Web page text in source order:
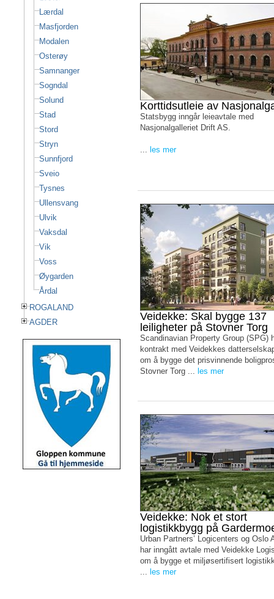
Lærdal
Masfjorden
Modalen
Osterøy
Samnanger
Sogndal
Solund
Stad
Stord
Stryn
Sunnfjord
Sveio
Tysnes
Ullensvang
Ulvik
Vaksdal
Vik
Voss
Øygarden
Årdal
ROGALAND
AGDER
Korttidsutleie av
Statsbygg inngår leieavtale med
Nasjonalgalleriet Drift AS.
... les mer
Veidekke: Skal bygge 137
leiligheter på Stovner Torg
Scandinavian Property Group (SPG)
kontrakt med Veidekkes
om å bygge det prisvinnende
Stovner Torg ... les mer
Veidekke: Nok et stort
logistikkbygg på
Urban Partners’ Logicenters og Oslo
har inngått avtale med Veidekke
om å bygge et miljøsertifisert
... les mer